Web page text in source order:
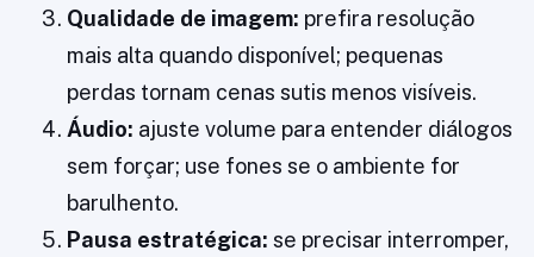
Qualidade de imagem: prefira resolução
mais alta quando disponível; pequenas
perdas tornam cenas sutis menos visíveis.
Áudio: ajuste volume para entender diálogos
sem forçar; use fones se o ambiente for
barulhento.
Pausa estratégica: se precisar interromper,